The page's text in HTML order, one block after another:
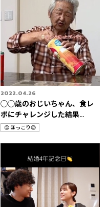
2022.04.26
◯◯歳のおじいちゃん、食レ
ポにチャレンジした結果…
カ
テ
😌 ほっこり😌